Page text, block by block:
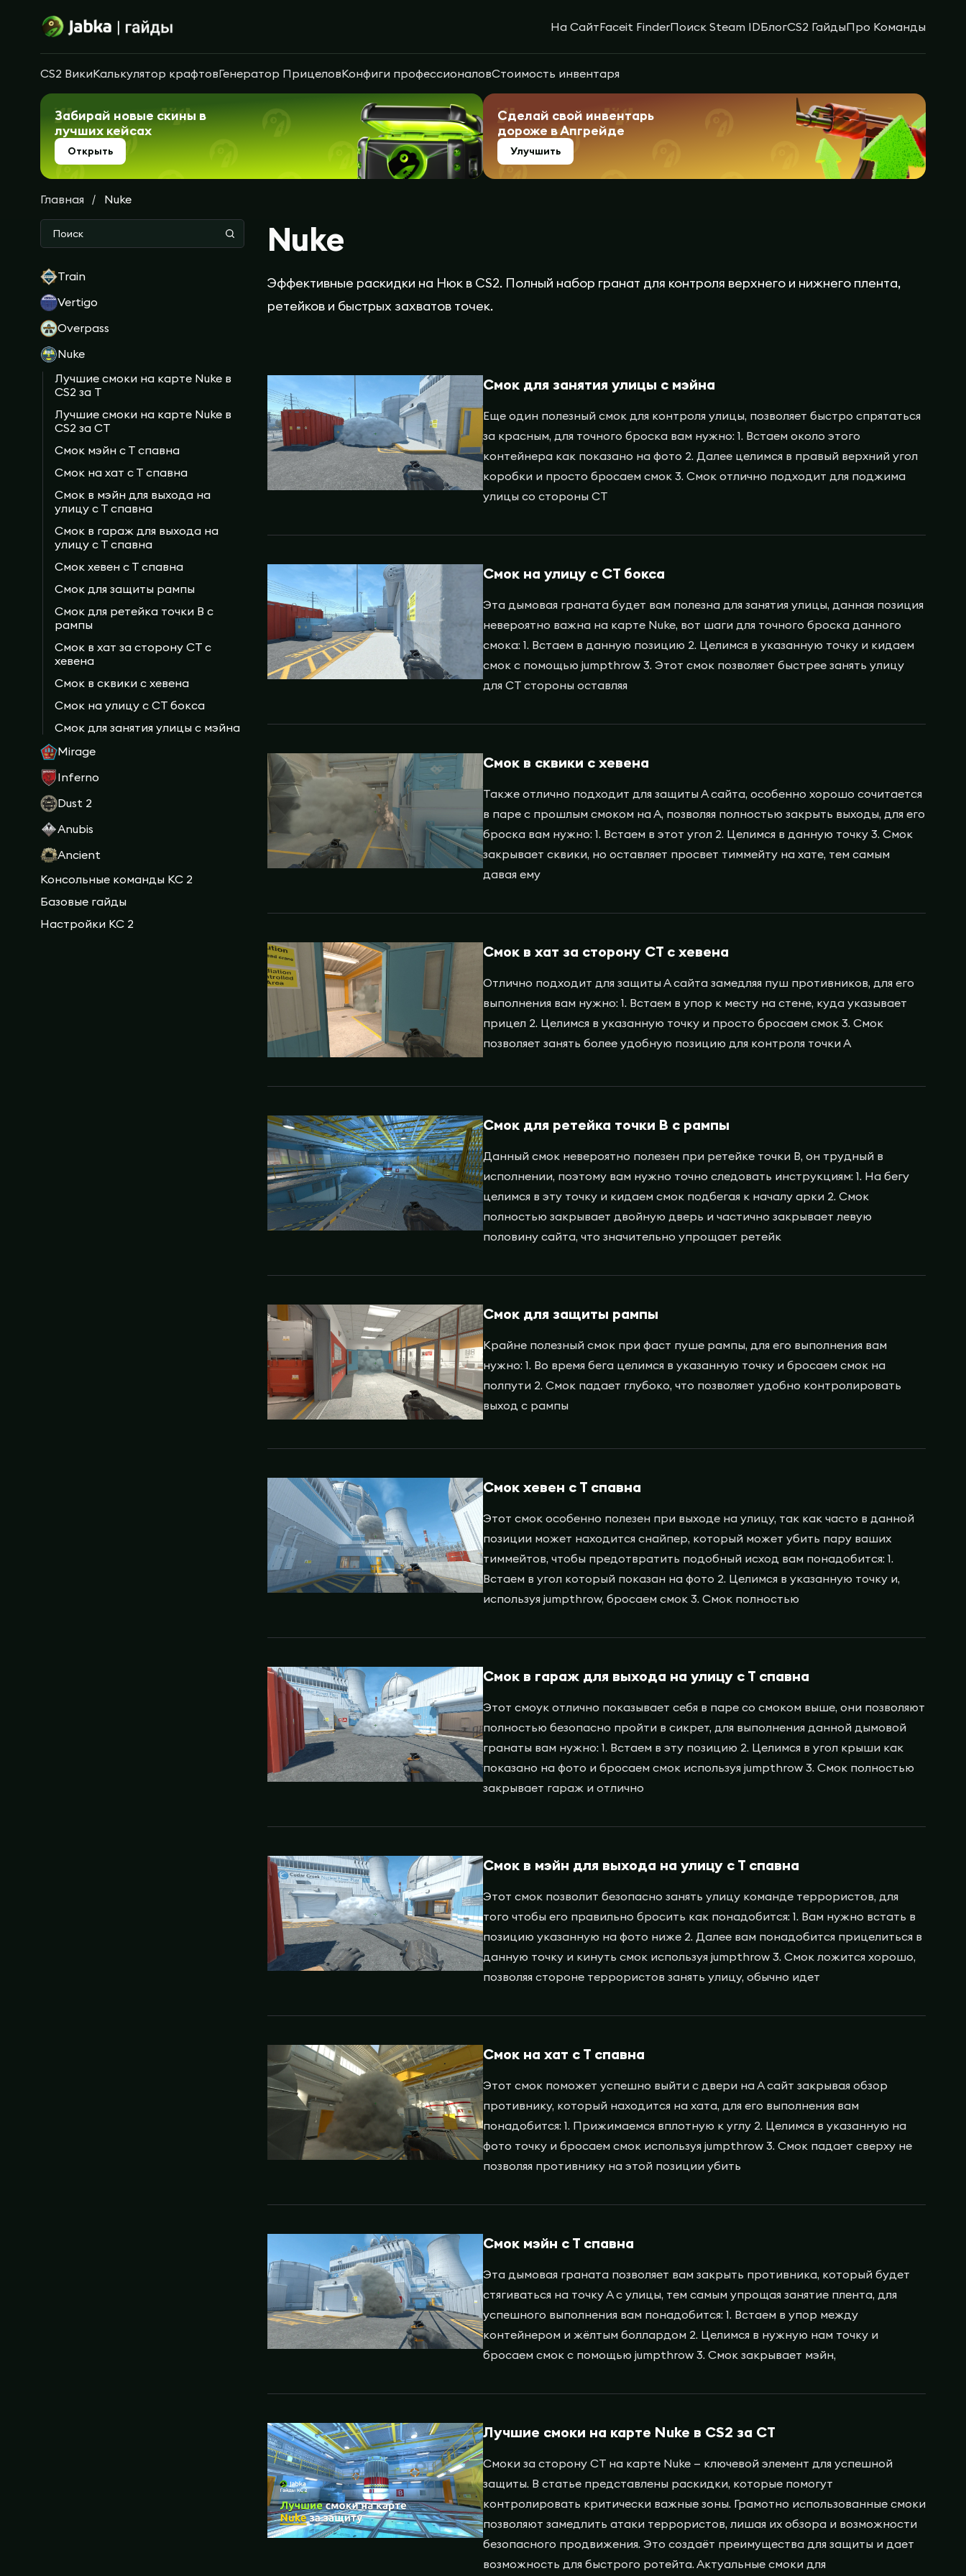
На СайтFaceit FinderПоиск Steam IDБлогCS2 ГайдыПро Команды
CS2 ВикиКалькулятор крафтовГенератор ПрицеловКонфиги профессионаловСтоимость инвентаря
Забирай новые скины в
лучших кейсах
Открыть
Сделай свой инвентарь
дороже в Апгрейде
Улучшить
Главная Nuke
Train
Vertigo
Overpass
Nuke
Лучшие смоки на карте Nuke в
CS2 за T
Лучшие смоки на карте Nuke в
CS2 за СT
Смок мэйн с Т спавна
Смок на хат с Т спавна
Смок в мэйн для выхода на
улицу с Т спавна
Смок в гараж для выхода на
улицу с Т спавна
Смок хевен с Т спавна
Смок для защиты рампы
Смок для ретейка точки В с
рампы
Смок в хат за сторону СТ с
хевена
Смок в сквики с хевена
Смок на улицу с СТ бокса
Смок для занятия улицы с мэйна
Mirage
Inferno
Dust 2
Anubis
Ancient
Консольные команды КС 2
Базовые гайды
Настройки КС 2
Nuke
Эффективные раскидки на Нюк в CS2. Полный набор гранат для контроля верхнего и нижнего плента,
ретейков и быстрых захватов точек.
Смок для занятия улицы с мэйна
Еще один полезный смок для контроля улицы, позволяет быстро спрятаться
за красным, для точного броска вам нужно: 1. Встаем около этого
контейнера как показано на фото 2. Далее целимся в правый верхний угол
коробки и просто бросаем смок 3. Смок отлично подходит для поджима
улицы со стороны СТ
Смок на улицу с СТ бокса
Эта дымовая граната будет вам полезна для занятия улицы, данная позиция
невероятно важна на карте Nuke, вот шаги для точного броска данного
смока: 1. Встаем в данную позицию 2. Целимся в указанную точку и кидаем
смок с помощью jumpthrow 3. Этот смок позволяет быстрее занять улицу
для СТ стороны оставляя
Смок в сквики с хевена
Также отлично подходит для защиты А сайта, особенно хорошо сочитается
в паре с прошлым смоком на А, позволяя полностью закрыть выходы, для его
броска вам нужно: 1. Встаем в этот угол 2. Целимся в данную точку 3. Смок
закрывает сквики, но оставляет просвет тиммейту на хате, тем самым
давая ему
Смок в хат за сторону СТ с хевена
Отлично подходит для защиты А сайта замедляя пуш противников, для его
выполнения вам нужно: 1. Встаем в упор к месту на стене, куда указывает
прицел 2. Целимся в указанную точку и просто бросаем смок 3. Смок
позволяет занять более удобную позицию для контроля точки А
Смок для ретейка точки В с рампы
Данный смок невероятно полезен при ретейке точки В, он трудный в
исполнении, поэтому вам нужно точно следовать инструкциям: 1. На бегу
целимся в эту точку и кидаем смок подбегая к началу арки 2. Смок
полностью закрывает двойную дверь и частично закрывает левую
половину сайта, что значительно упрощает ретейк
Смок для защиты рампы
Крайне полезный смок при фаст пуше рампы, для его выполнения вам
нужно: 1. Во время бега целимся в указанную точку и бросаем смок на
полпути 2. Смок падает глубоко, что позволяет удобно контролировать
выход с рампы
Смок хевен с Т спавна
Этот смок особенно полезен при выходе на улицу, так как часто в данной
позиции может находится снайпер, который может убить пару ваших
тиммейтов, чтобы предотвратить подобный исход вам понадобится: 1.
Встаем в угол который показан на фото 2. Целимся в указанную точку и,
используя jumpthrow, бросаем смок 3. Смок полностью
Смок в гараж для выхода на улицу с Т спавна
Этот смоук отлично показывает себя в паре со смоком выше, они позволяют
полностью безопасно пройти в сикрет, для выполнения данной дымовой
гранаты вам нужно: 1. Встаем в эту позицию 2. Целимся в угол крыши как
показано на фото и бросаем смок используя jumpthrow 3. Смок полностью
закрывает гараж и отлично
Смок в мэйн для выхода на улицу с Т спавна
Этот смок позволит безопасно занять улицу команде террористов, для
того чтобы его правильно бросить как понадобится: 1. Вам нужно встать в
позицию указанную на фото ниже 2. Далее вам понадобится прицелиться в
данную точку и кинуть смок используя jumpthrow 3. Смок ложится хорошо,
позволяя стороне террористов занять улицу, обычно идет
Смок на хат с Т спавна
Этот смок поможет успешно выйти с двери на А сайт закрывая обзор
противнику, который находится на хата, для его выполнения вам
понадобится: 1. Прижимаемся вплотную к углу 2. Целимся в указанную на
фото точку и бросаем смок используя jumpthrow 3. Смок падает сверху не
позволяя противнику на этой позиции убить
Смок мэйн с Т спавна
Эта дымовая граната позволяет вам закрыть противника, который будет
стягиваться на точку А с улицы, тем самым упрощая занятие плента, для
успешного выполнения вам понадобится: 1. Встаем в упор между
контейнером и жёлтым боллардом 2. Целимся в нужную нам точку и
бросаем смок с помощью jumpthrow 3. Смок закрывает мэйн,
Лучшие смоки на карте Nuke в CS2 за СT
Смоки за сторону СТ на карте Nuke — ключевой элемент для успешной
защиты. В статье представлены раскидки, которые помогут
контролировать критически важные зоны. Грамотно использованные смоки
позволяют замедлить атаки террористов, лишая их обзора и возможности
безопасного продвижения. Это создаёт преимущества для защиты и дает
возможность для быстрого ротейта. Актуальные смоки для